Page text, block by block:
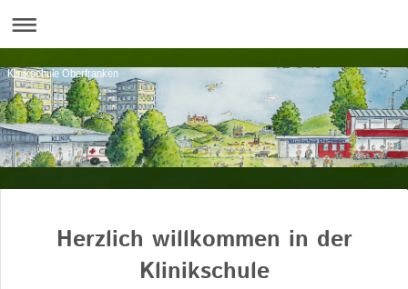
Klinikschule Oberfranken
Herzlich willkommen in der
Klinikschule